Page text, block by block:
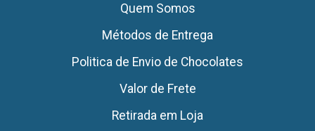
Quem Somos
Métodos de Entrega
Politica de Envio de Chocolates
Valor de Frete
Retirada em Loja